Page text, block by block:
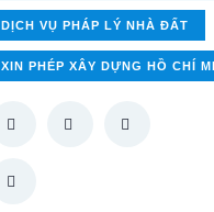
DỊCH VỤ PHÁP LÝ NHÀ ĐẤT
XIN PHÉP XÂY DỰNG HỒ CHÍ